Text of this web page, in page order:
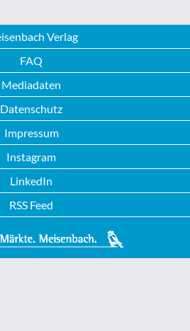
Verlag
FAQ
Mediadaten
Datenschutz
Impressum
Instagram
LinkedIn
RSS Feed